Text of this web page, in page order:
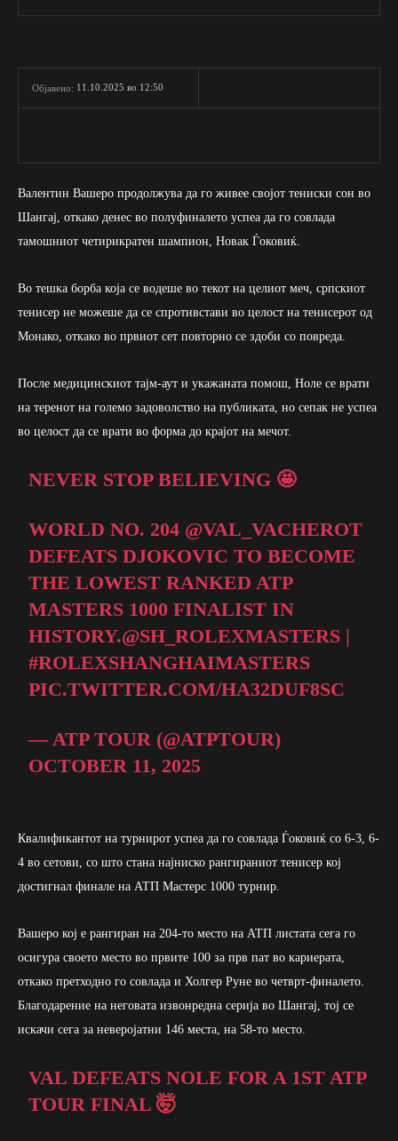
Објавено: 11.10.2025 во 12:50
Валентин Вашеро продолжува да го живее својот тениски сон во
Шангај, откако денес во полуфиналето успеа да го совлада
тамошниот четирикратен шампион, Новак Ѓоковиќ.
Во тешка борба која се водеше во текот на целиот меч, српскиот
тенисер не можеше да се спротивстави во целост на тенисерот од
Монако, откако во првиот сет повторно се здоби со повреда.
После медицинскиот тајм-аут и укажаната помош, Ноле се врати
на теренот на големо задоволство на публиката, но сепак не успеа
во целост да се врати во форма до крајот на мечот.
NEVER STOP BELIEVING 🤩
WORLD NO. 204 @VAL_VACHEROT
DEFEATS DJOKOVIC TO BECOME
THE LOWEST RANKED ATP
MASTERS 1000 FINALIST IN
HISTORY.@SH_ROLEXMASTERS |
#ROLEXSHANGHAIMASTERS
PIC.TWITTER.COM/HA32DUF8SC
— ATP TOUR (@ATPTOUR)
OCTOBER 11, 2025
Квалификантот на турнирот успеа да го совлада Ѓоковиќ со 6-3, 6-
4 во сетови, со што стана најниско рангираниот тенисер кој
достигнал финале на АТП Мастерс 1000 турнир.
Вашеро кој е рангиран на 204-то место на АТП листата сега го
осигура своето место во првите 100 за прв пат во кариерата,
откако претходно го совлада и Холгер Руне во четврт-финалето.
Благодарение на неговата извонредна серија во Шангај, тој се
искачи сега за неверојатни 146 места, на 58-то место.
VAL DEFEATS NOLE FOR A 1ST ATP
TOUR FINAL 🤯